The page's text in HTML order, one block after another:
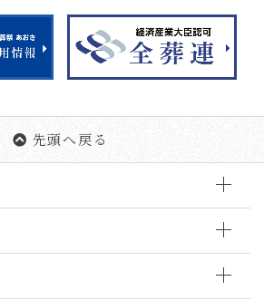
先頭へ戻る